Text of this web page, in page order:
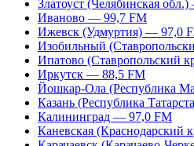
Златоуст (Челябинская
Иваново — 99,7 FM
Ижевск (Удмуртия) — 97,0
Изобильный
Ипатово (Ставропольский
Иркутск — 88,5 FM
Йошкар-Ола (Республика
Казань (Республика
Калининград — 97,0 FM
Каневская (Краснодарский